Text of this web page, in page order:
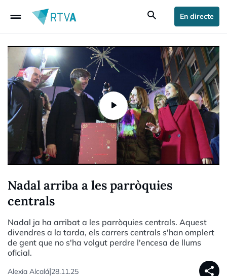
drag_handle search En directe
Nadal arriba a les parròquies
centrals
Nadal ja ha arribat a les parròquies centrals. Aquest
divendres a la tarda, els carrers centrals s'han omplert
de gent que no s'ha volgut perdre l'encesa de llums
oficial.
Alexia Alcalá|28.11.25 share